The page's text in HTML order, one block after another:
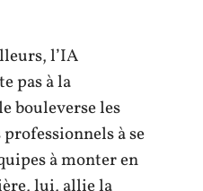
l’IA
pas à la
bouleverse les
à se
à monter en
lui, allie la